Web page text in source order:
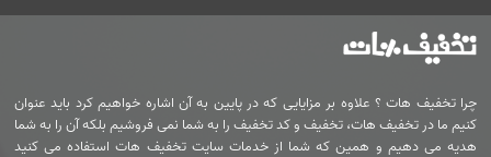
چرا تخفیف هات ؟ علاوه بر مزایایی که در پایین به آن اشاره خواهیم کرد باید عنوان
کنیم ما در تخفیف هات، تخفیف و کد تخفیف را به شما نمی فروشیم بلکه آن را به شما
هدیه می دهیم و همین که شما از خدمات سایت تخفیف هات استفاده می کنید